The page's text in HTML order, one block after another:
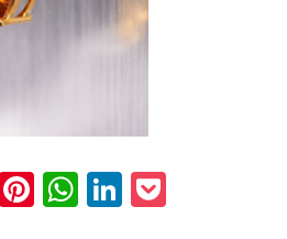
MessengerPinterestWhatsAppLinkedIn